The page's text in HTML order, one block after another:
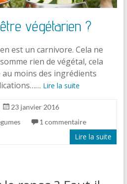
végétarien ?
est un carnivore. Cela ne
rien de végétal, cela
au moins des ingrédients
Lire la suite
23 janvier 2016
1 commentaire
Lire la suite